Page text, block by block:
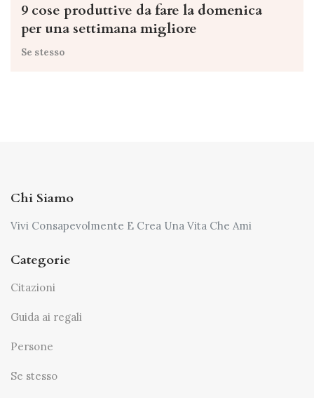
9 cose produttive da fare la domenica
per una settimana migliore
Se stesso
Chi Siamo
Vivi Consapevolmente E Crea Una Vita Che Ami
Categorie
Citazioni
Guida ai regali
Persone
Se stesso